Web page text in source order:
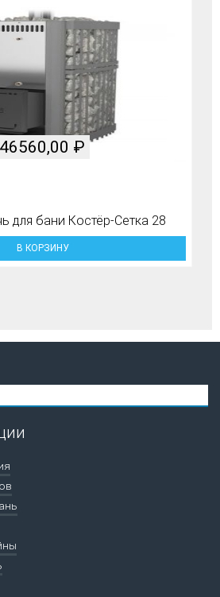
для бани Костёр-Сетка 28
46560,00 ₽
В КОРЗИНУ